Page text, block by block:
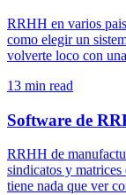
RRHH en varios
como elegir un
volverte loco con
13 min read
Software de
RRHH de
sindicatos y
tiene nada que ver